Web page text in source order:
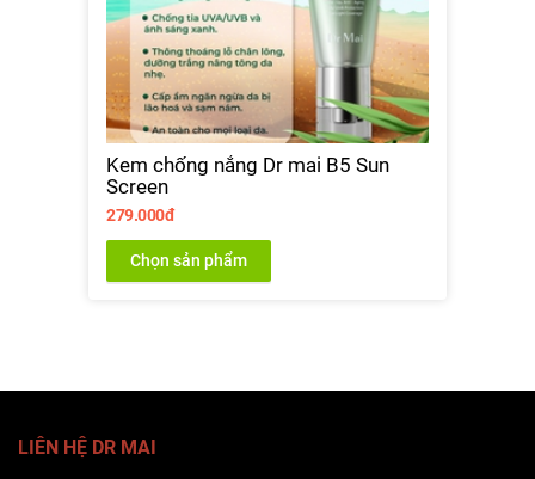
Kem chống nắng Dr mai B5 Sun
Screen
279.000đ
Chọn sản phẩm
LIÊN HỆ DR MAI